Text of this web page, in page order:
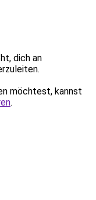
dich an
möchtest, kannst
.